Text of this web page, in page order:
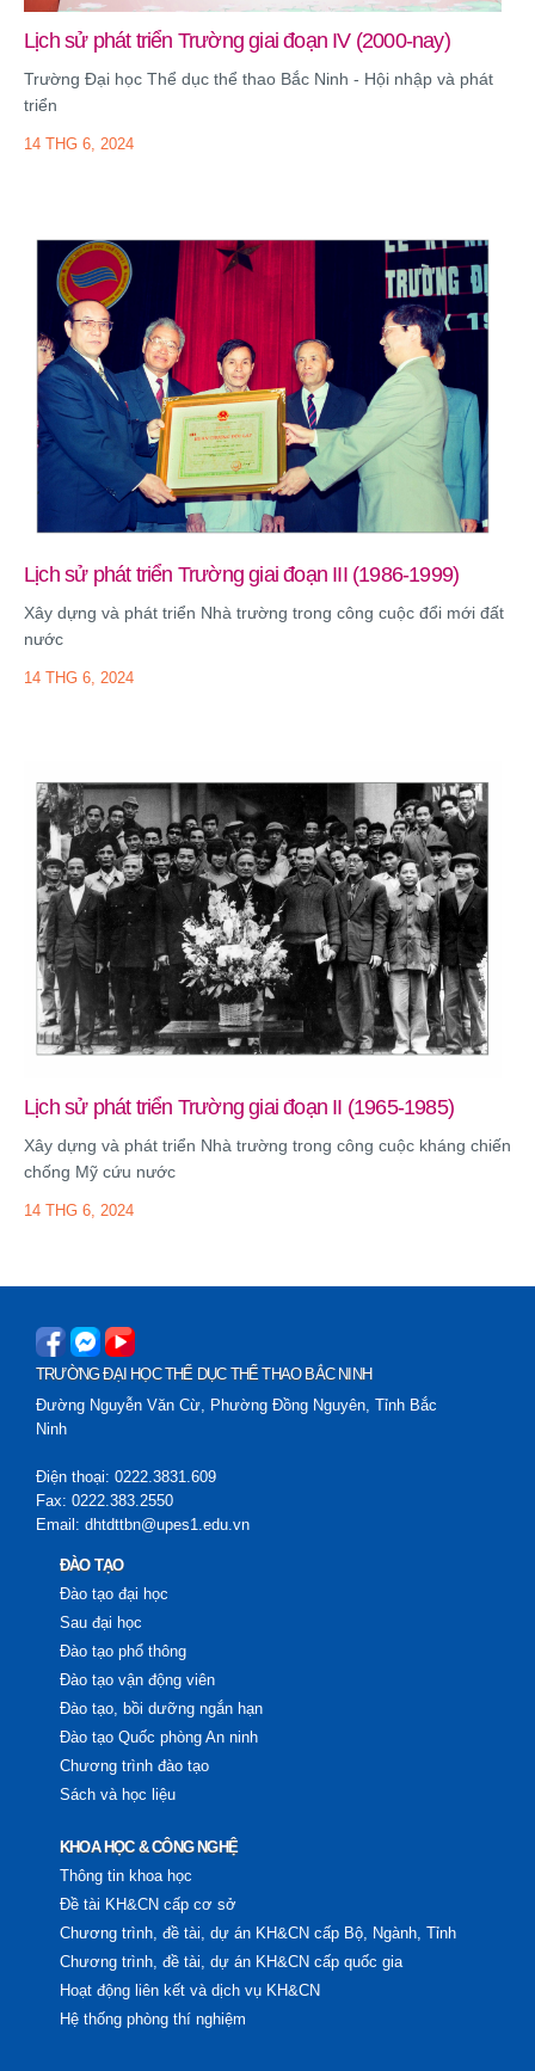
Trường Đại học TDTT Bắc Ninh đón tiếp và làm việc với
Đoàn đại biểu Sân vận động Quốc gia Km16, Cộng hòa Dân
chủ Nhân dân Lào
4 THG 8, 2026
28 THG 7, 2026
Kiến tạo “Hạ tầng văn hóa số”: Định hình văn hoá Việt Nam
trên không gian số
Lịch sử phát triển Trường giai đoạn IV (2000-nay)
Trường Đại học Thể dục thể thao Bắc Ninh - Hội nhập và phát
triển
14 THG 6, 2024
Lịch sử phát triển Trường giai đoạn III (1986-1999)
Xây dựng và phát triển Nhà trường trong công cuộc đổi mới đất
nước
14 THG 6, 2024
Lịch sử phát triển Trường giai đoạn II (1965-1985)
Xây dựng và phát triển Nhà trường trong công cuộc kháng chiến
chống Mỹ cứu nước
14 THG 6, 2024
TRƯỜNG ĐẠI HỌC THỂ DỤC THỂ THAO BẮC NINH
Đường Nguyễn Văn Cừ, Phường Đồng Nguyên, Tỉnh Bắc
Ninh
Điện thoại: 0222.3831.609
Fax: 0222.383.2550
Email: dhtdttbn@upes1.edu.vn
ĐÀO TẠO
Đào tạo đại học
Sau đại học
Đào tạo phổ thông
Đào tạo vận động viên
Đào tạo, bồi dưỡng ngắn hạn
Đào tạo Quốc phòng An ninh
Chương trình đào tạo
Sách và học liệu
KHOA HỌC & CÔNG NGHỆ
Thông tin khoa học
Đề tài KH&CN cấp cơ sở
Chương trình, đề tài, dự án KH&CN cấp Bộ, Ngành, Tỉnh
Chương trình, đề tài, dự án KH&CN cấp quốc gia
Hoạt động liên kết và dịch vụ KH&CN
Hệ thống phòng thí nghiệm